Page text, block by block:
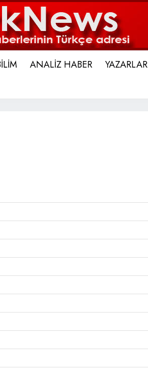
ANALİZ HABER YAZARLAR